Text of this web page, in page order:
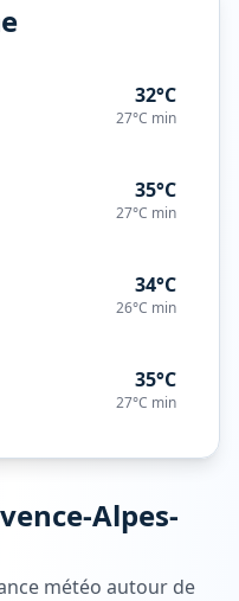
32°C
27°C min
35°C
27°C min
34°C
26°C min
35°C
27°C min
Alpes-
météo autour de